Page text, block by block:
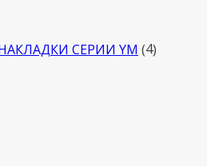
СЕРИИ YM 4